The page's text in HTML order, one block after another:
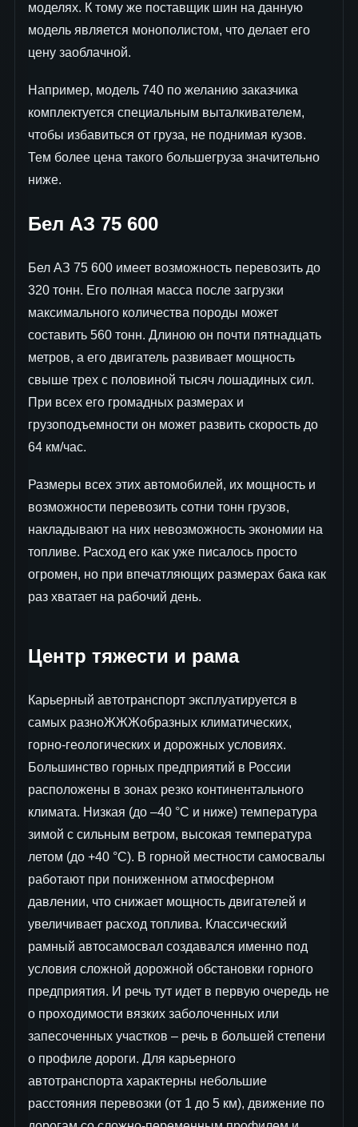
моделях. К тому же поставщик шин на данную
модель является монополистом, что делает его
цену заоблачной.
Например, модель 740 по желанию заказчика
комплектуется специальным выталкивателем,
чтобы избавиться от груза, не поднимая кузов.
Тем более цена такого большегруза значительно
ниже.
Бел АЗ 75 600
Бел АЗ 75 600 имеет возможность перевозить до
320 тонн. Его полная масса после загрузки
максимального количества породы может
составить 560 тонн. Длиною он почти пятнадцать
метров, а его двигатель развивает мощность
свыше трех с половиной тысяч лошадиных сил.
При всех его громадных размерах и
грузоподъемности он может развить скорость до
64 км/час.
Размеры всех этих автомобилей, их мощность и
возможности перевозить сотни тонн грузов,
накладывают на них невозможность экономии на
топливе. Расход его как уже писалось просто
огромен, но при впечатляющих размерах бака как
раз хватает на рабочий день.
Центр тяжести и рама
Карьерный автотранспорт эксплуатируется в
самых разноЖЖЖобразных климатических,
горно-геологических и дорожных условиях.
Большинство горных предприятий в России
расположены в зонах резко континентального
климата. Низкая (до –40 °С и ниже) температура
зимой с сильным ветром, высокая температура
летом (до +40 °С). В горной местности самосвалы
работают при пониженном атмосферном
давлении, что снижает мощность двигателей и
увеличивает расход топлива. Классический
рамный автосамосвал создавался именно под
условия сложной дорожной обстановки горного
предприятия. И речь тут идет в первую очередь не
о проходимости вязких заболоченных или
запесоченных участков – речь в большей степени
о профиле дороги. Для карьерного
автотранспорта характерны небольшие
расстояния перевозки (от 1 до 5 км), движение по